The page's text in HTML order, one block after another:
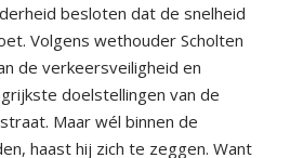
besloten dat de snelheid
Volgens wethouder Scholten
de verkeersveiligheid en
doelstellingen van de
Maar wél binnen de
haast hij zich te zeggen. Want